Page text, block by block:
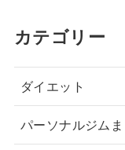
カテゴリー
ダイエット
パーソナルジム